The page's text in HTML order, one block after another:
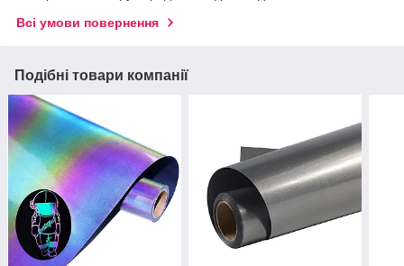
Всі умови повернення
Подібні товари компанії